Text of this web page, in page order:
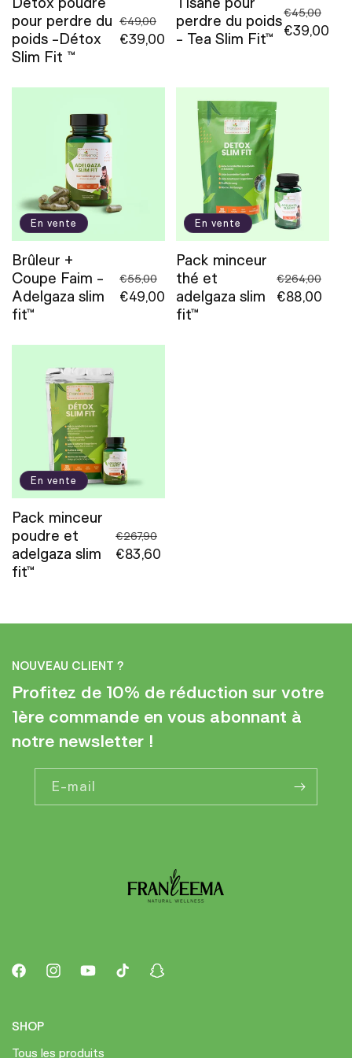
o
n
:
pour perdre du
poids -Détox
Slim Fit ™
Prix
habituel
€49,00
Prix
€39,00
perdre du poids
- Tea Slim Fit™
Prix
habituel
€45,00
Prix
€39,00
En vente
Brûleur +
Coupe Faim -
Adelgaza slim
fit™
Prix
habituel
€55,00
Prix
promotionnel
€49,00
En vente
Pack minceur
thé et
adelgaza slim
fit™
Prix
habituel
€264,00
Prix
€88,00
En vente
Pack minceur
poudre et
adelgaza slim
fit™
Prix
habituel
€267,90
Prix
€83,60
NOUVEAU CLIENT ?
Profitez de 10% de réduction sur votre
1ère commande en vous abonnant à
notre newsletter !
E-mail
FacebookInstagramYouTubeTikTok Snapchat
SHOP
Tous les produits